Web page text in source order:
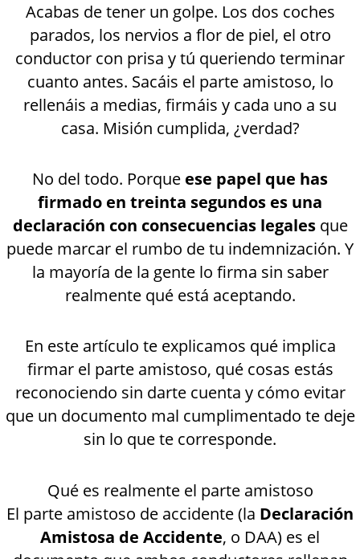
Acabas de tener un golpe. Los dos coches
parados, los nervios a flor de piel, el otro
conductor con prisa y tú queriendo terminar
cuanto antes. Sacáis el parte amistoso, lo
rellenáis a medias, firmáis y cada uno a su
casa. Misión cumplida, ¿verdad?
No del todo. Porque ese papel que has
firmado en treinta segundos es una
declaración con consecuencias legalesque
puede marcar el rumbo de tu indemnización. Y
la mayoría de la gente lo firma sin saber
realmente qué está aceptando.
En este artículo te explicamos qué implica
firmar el parte amistoso, qué cosas estás
reconociendo sin darte cuenta y cómo evitar
que un documento mal cumplimentado te deje
sin lo que te corresponde.
Qué es realmente el parte amistoso
El parte amistoso de accidente (la Declaración
Amistosa de Accidente, o DAA) es el